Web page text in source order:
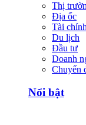
Thị
Địa ốc
Tài
Du lịch
Đầu tư
Doanh
Chuyển
Nổi bật